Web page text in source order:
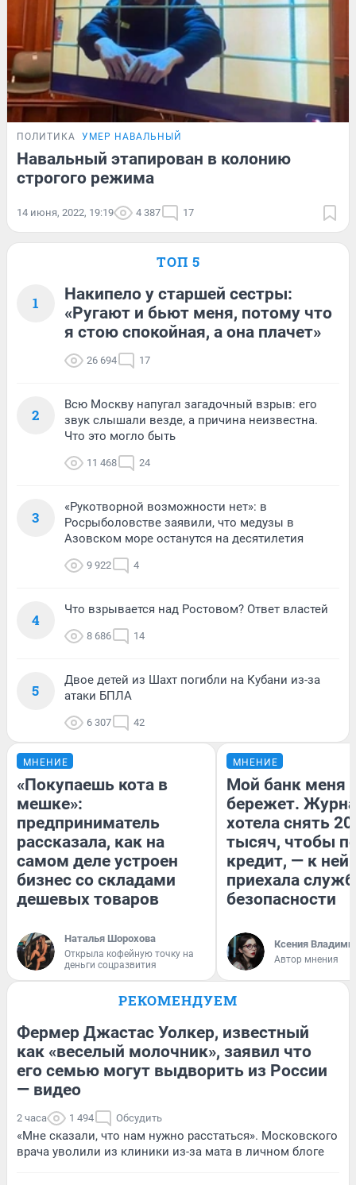
ПОЛИТИКА УМЕР НАВАЛЬНЫЙ
Навальный этапирован в колонию
строгого режима
14 июня, 2022, 19:19 4 387 17
ТОП 5
1
Накипело у старшей сестры:
«Ругают и бьют меня, потому что
я стою спокойная, а она плачет»
26 694 17
2
Всю Москву напугал загадочный взрыв: его
звук слышали везде, а причина неизвестна.
Что это могло быть
11 468 24
3
«Рукотворной возможности нет»: в
Росрыболовстве заявили, что медузы в
Азовском море останутся на десятилетия
9 922 4
4
Что взрывается над Ростовом? Ответ властей
8 686 14
5
Двое детей из Шахт погибли на Кубани из-за
атаки БПЛА
6 307 42
МНЕНИЕ
«Покупаешь кота в
мешке»:
предприниматель
рассказала, как на
самом деле устроен
бизнес со складами
дешевых товаров
Наталья Шорохова
Открыла кофейную точку на
деньги соцразвития
МНЕНИЕ
Мой банк меня
бережет.
хотела снять
тысяч, чтобы
кредит, — к
приехала
безопасности
Ксения
Автор мнения
РЕКОМЕНДУЕМ
Фермер Джастас Уолкер, известный
как «веселый молочник», заявил что
его семью могут выдворить из России
— видео
2 часа 1 494 Обсудить
«Мне сказали, что нам нужно расстаться». Московского
врача уволили из клиники из-за мата в личном блоге